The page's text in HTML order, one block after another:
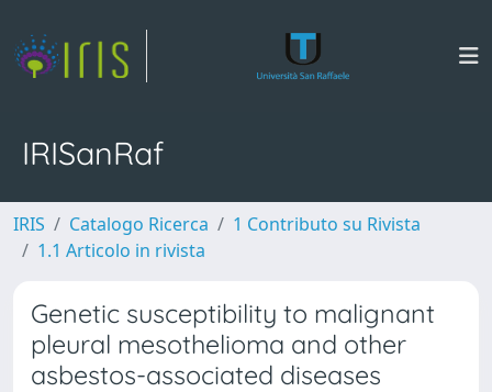
IRISanRaf
IRIS Catalogo Ricerca
1 Contributo su Rivista
1.1 Articolo in rivista
Genetic susceptibility to malignant
pleural mesothelioma and other
asbestos-associated diseases